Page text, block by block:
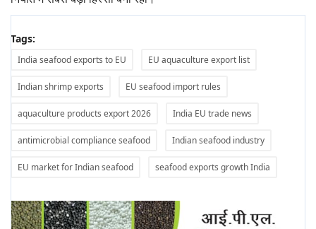
Tags:
India seafood exports to EU EU aquaculture export list
Indian shrimp exports EU seafood import rules
aquaculture products export 2026 India EU trade news
antimicrobial compliance seafood Indian seafood industry
EU market for Indian seafood seafood exports growth India